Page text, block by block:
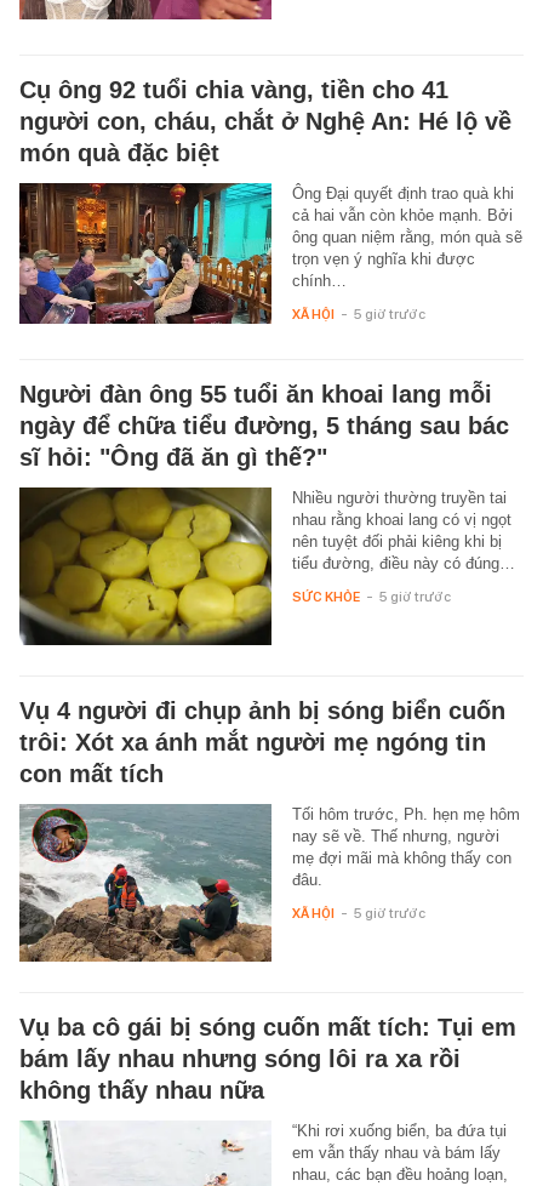
Cụ ông 92 tuổi chia vàng, tiền cho 41
người con, cháu, chắt ở Nghệ An: Hé lộ về
món quà đặc biệt
Ông Đại quyết định trao quà khi
cả hai vẫn còn khỏe mạnh. Bởi
ông quan niệm rằng, món quà sẽ
trọn vẹn ý nghĩa khi được
chính…
XÃ HỘI - 5 giờ trước
Người đàn ông 55 tuổi ăn khoai lang mỗi
ngày để chữa tiểu đường, 5 tháng sau bác
sĩ hỏi: "Ông đã ăn gì thế?"
Nhiều người thường truyền tai
nhau rằng khoai lang có vị ngọt
nên tuyệt đối phải kiêng khi bị
tiểu đường, điều này có đúng…
SỨC KHỎE - 5 giờ trước
Vụ 4 người đi chụp ảnh bị sóng biển cuốn
trôi: Xót xa ánh mắt người mẹ ngóng tin
con mất tích
Tối hôm trước, Ph. hẹn mẹ hôm
nay sẽ về. Thế nhưng, người
mẹ đợi mãi mà không thấy con
đâu.
XÃ HỘI - 5 giờ trước
Vụ ba cô gái bị sóng cuốn mất tích: Tụi em
bám lấy nhau nhưng sóng lôi ra xa rồi
không thấy nhau nữa
“Khi rơi xuống biển, ba đứa tụi
em vẫn thấy nhau và bám lấy
nhau, các bạn đều hoảng loạn,